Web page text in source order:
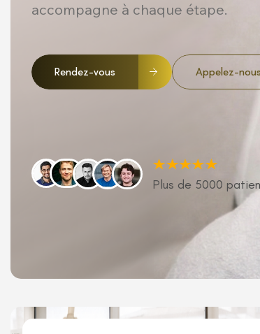
accompagne à chaque étape.
Rendez-vous Appelez-nous
Plus de 5000